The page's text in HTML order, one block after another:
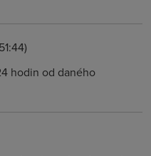
hodin od daného